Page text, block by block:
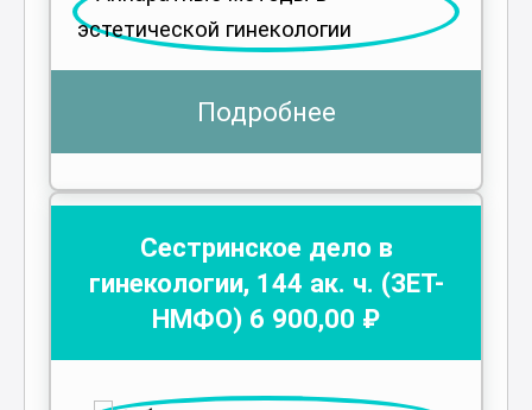
Подробнее
Сестринское дело в
гинекологии, 144 ак. ч. (ЗЕТ-
НМФО) 6 900,00 ₽